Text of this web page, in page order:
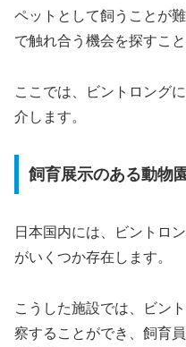
ペットとして飼うことが
で触れ合う機会を探すこと
ここでは、ビントロング
介します。
飼育展示のある動物
日本国内には、ビントロ
がいくつか存在します。
こうした施設では、ビン
察することができ、飼育